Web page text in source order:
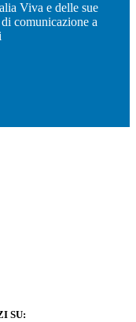
Viva e delle sue
comunicazione a
SU: